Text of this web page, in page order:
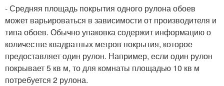
- Средняя площадь покрытия одного рулона обоев
может варьироваться в зависимости от производителя и
типа обоев. Обычно упаковка содержит информацию о
количестве квадратных метров покрытия, которое
предоставляет один рулон. Например, если один рулон
покрывает 5 кв м, то для комнаты площадью 10 кв м
потребуется 2 рулона.